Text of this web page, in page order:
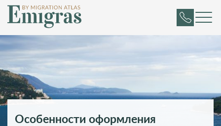
Особенности оформления